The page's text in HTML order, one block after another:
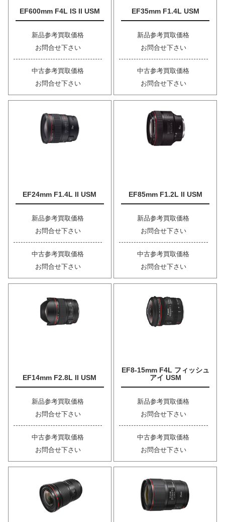
EF600mm F4L IS II USM
新品参考買取価格
お問合せ下さい
中古参考買取価格
お問合せ下さい
EF35mm F1.4L USM
新品参考買取価格
お問合せ下さい
中古参考買取価格
お問合せ下さい
EF24mm F1.4L II USM
新品参考買取価格
お問合せ下さい
中古参考買取価格
お問合せ下さい
EF85mm F1.2L II USM
新品参考買取価格
お問合せ下さい
中古参考買取価格
お問合せ下さい
EF14mm F2.8L II USM
新品参考買取価格
お問合せ下さい
中古参考買取価格
お問合せ下さい
EF8-15mm F4L フィッシュ
アイ USM
新品参考買取価格
お問合せ下さい
中古参考買取価格
お問合せ下さい